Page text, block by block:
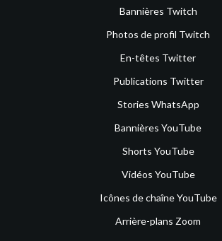
Bannières Twitch
Photos de profil Twitch
En-têtes Twitter
Publications Twitter
Stories WhatsApp
Bannières YouTube
Shorts YouTube
Vidéos YouTube
Icônes de chaîne YouTube
Arrière-plans Zoom